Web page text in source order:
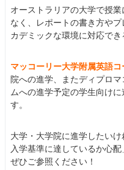
オーストラリアの大学で授
なく、レポートの書き方や
カデミックな環境に対応でき
マッコーリー大学附属英語コ
院への進学、またディプロ
ムへの進学予定の学生向け
す。
大学・大学院に進学したい
入学基準に達しているか心
ぜひご参照ください！